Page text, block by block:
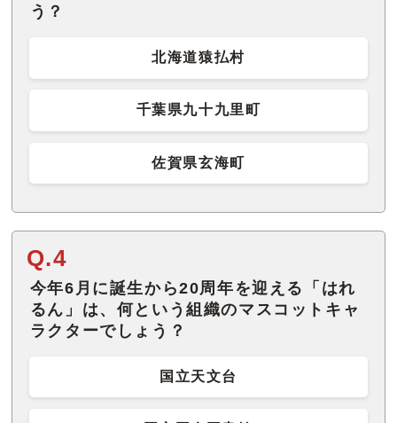
う？
北海道猿払村
千葉県九十九里町
佐賀県玄海町
Q.4
今年6月に誕生から20周年を迎える「はれ
るん」は、何という組織のマスコットキャ
ラクターでしょう？
国立天文台